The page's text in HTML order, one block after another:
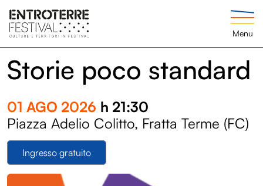
Menu
Storie poco standard
01 AGO 2026 h 21:30
Piazza Adelio Colitto, Fratta Terme (FC)
Ingresso gratuito